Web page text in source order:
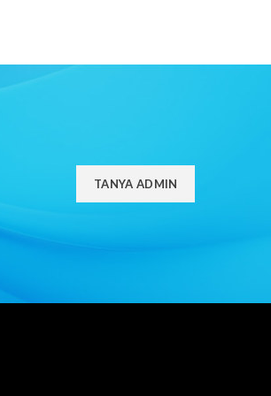
TANYA ADMIN